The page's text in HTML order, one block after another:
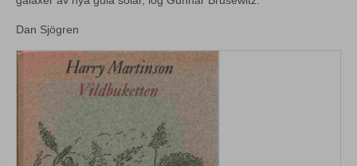
Dan Sjögren